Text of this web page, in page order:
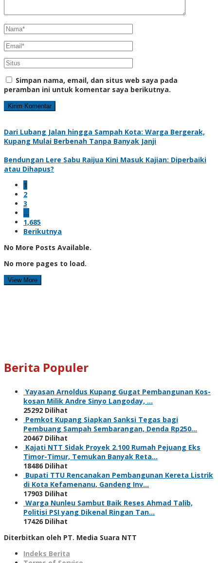
Simpan nama, email, dan situs web saya pada
peramban ini untuk komentar saya berikutnya.
Dari Lubang Jalan hingga Sampah Kota: Warga Bergerak,
Kupang Mulai Berbenah Tanpa Banyak Janji
Bendungan Lere Sabu Raijua Kini Masuk Kajian: Diperbaiki
atau Dihapus?
1
2
3
…
1,685
Berikutnya
No More Posts Available.
No more pages to load.
View More
Berita Populer
Yayasan Arnoldus Kupang Gugat Pembangunan Kos-
kosan Milik Andre Sinyo Langoday, …
25292 Dilihat
Pemkot Kupang Siapkan Sanksi Tegas bagi
Pembuang Sampah Sembarangan, Denda Rp250…
20467 Dilihat
Kajati NTT Sidak Proyek 2.100 Rumah Pejuang Eks
Timor-Timur, Temukan Banyak Reta…
18486 Dilihat
Bupati TTU Rencanakan Pembangunan Kereta Listrik
di Kota Kefamenanu, Gandeng Inv…
17903 Dilihat
Warga Nunleu Sambut Baik Reses Ahmad Talib,
Politisi PSI yang Dikenal Ringan Tan…
17426 Dilihat
Diterbitkan oleh PT. Media Suara NTT
Indeks Berita